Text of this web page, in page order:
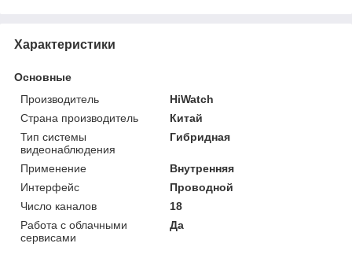
Характеристики
Основные
Производитель
HiWatch
Страна производитель
Китай
Тип системы
видеонаблюдения
Гибридная
Применение
Внутренняя
Интерфейс
Проводной
Число каналов
18
Работа с облачными
сервисами
Да